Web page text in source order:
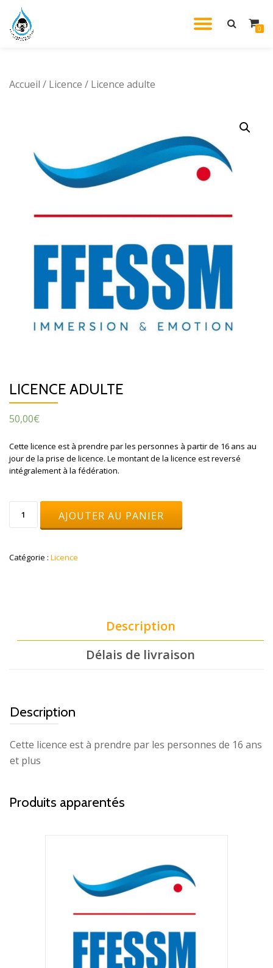
Aller
0
Accueil / Licence / Licence adulte
LICENCE ADULTE
50,00€
Cette licence est à prendre par les personnes à partir de 16 ans au
jour de la prise de licence. Le montant de la licence est reversé
intégralement à la fédération.
Licence
AJOUTER AU PANIER
Catégorie : Licence
Description
Délais de livraison
Description
Cette licence est à prendre par les personnes de 16 ans
et plus
Produits apparentés